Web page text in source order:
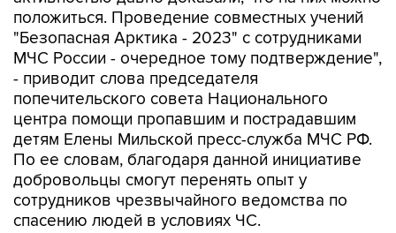
положиться. Проведение совместных учений
"Безопасная Арктика - 2023" с сотрудниками
МЧС России - очередное тому подтверждение",
- приводит слова председателя
попечительского совета Национального
центра помощи пропавшим и пострадавшим
детям Елены Мильской пресс-служба МЧС РФ.
По ее словам, благодаря данной инициативе
добровольцы смогут перенять опыт у
сотрудников чрезвычайного ведомства по
спасению людей в условиях ЧС.